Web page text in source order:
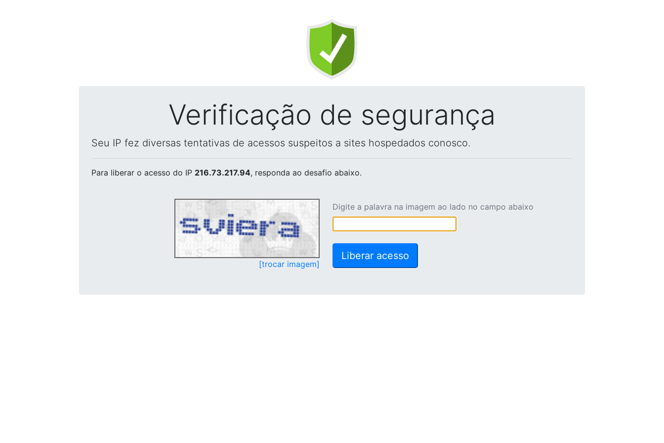
Verificação de segurança
Seu IP fez diversas tentativas de acessos suspeitos a sites hospedados conosco.
Para liberar o acesso do IP 216.73.217.94, responda ao desafio abaixo.
[trocar imagem]
Digite a palavra na imagem ao lado no campo abaixo